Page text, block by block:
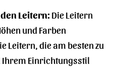
Leitern:Die Leitern
und Farben
Leitern, die am besten zu
Einrichtungsstil